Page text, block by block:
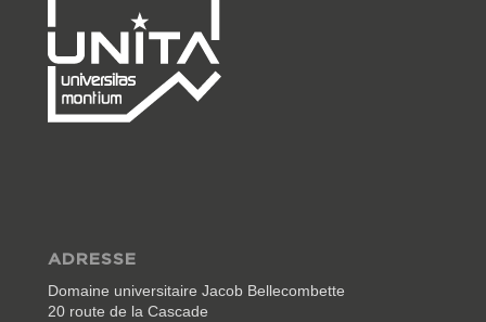
ADRESSE
Domaine universitaire Jacob Bellecombette
20 route de la Cascade